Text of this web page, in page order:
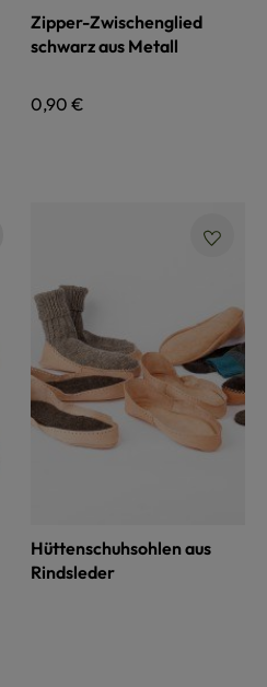
Zipper-Zwischenglied
schwarz aus Metall
Regulärer Preis:
0,90 €
Hüttenschuhsohlen aus
Rindsleder